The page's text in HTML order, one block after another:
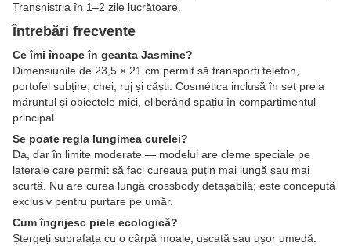
Transnistria în 1–2 zile lucrătoare.
Întrebări frecvente
Ce îmi încape în geanta Jasmine?
Dimensiunile de 23,5 × 21 cm permit să transporti telefon,
portofel subțire, chei, ruj și căști. Cosmética inclusă în set preia
măruntul și obiectele mici, eliberând spațiu în compartimentul
principal.
Se poate regla lungimea curelei?
Da, dar în limite moderate — modelul are cleme speciale pe
laterale care permit să faci cureaua puțin mai lungă sau mai
scurtă. Nu are curea lungă crossbody detașabilă; este concepută
exclusiv pentru purtare pe umăr.
Cum îngrijesc piele ecologică?
Ștergeți suprafața cu o cârpă moale, uscată sau ușor umedă.